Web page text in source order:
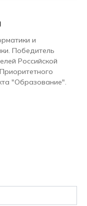
и
Победитель
Российской
"Образование".